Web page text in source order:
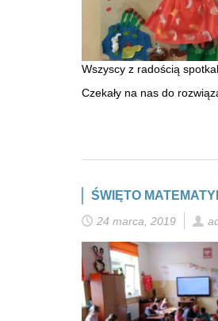
Wszyscy z radością
Czekały na nas do
ŚWIĘTO
24 marca, 2019